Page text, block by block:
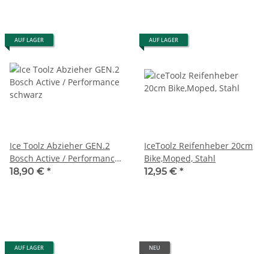
AUF LAGER
Ice Toolz Abzieher GEN.2
Bosch Active / Performance
schwarz
18,90 € *
AUF LAGER
IceToolz Reifenheber 20cm
Bike,Moped, Stahl
12,95 € *
AUF LAGER NEU